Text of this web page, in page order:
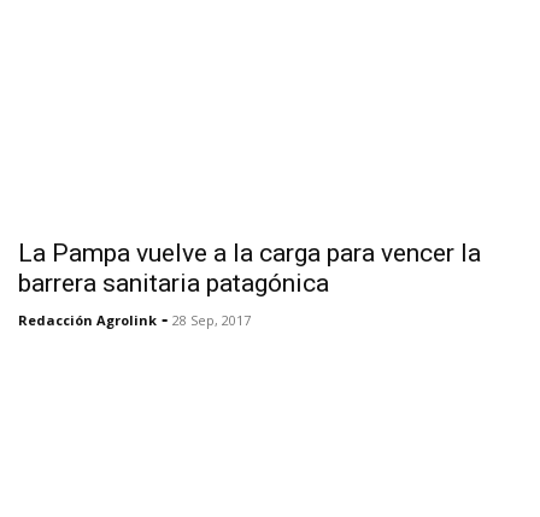
La Pampa vuelve a la carga para vencer la
barrera sanitaria patagónica
Redacción Agrolink - 28 Sep, 2017